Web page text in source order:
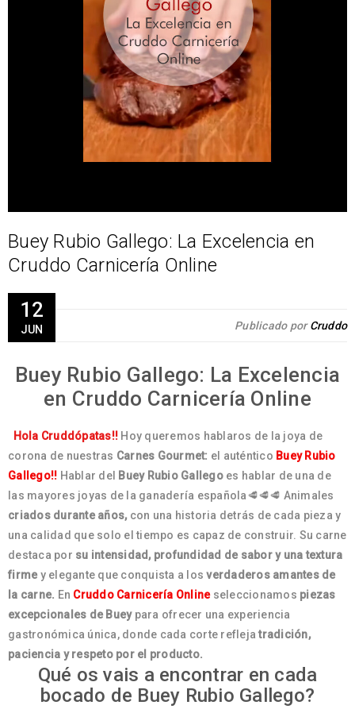
Buey Rubio Gallego: La Excelencia en
Cruddo Carnicería Online
12
JUN Publicado porCruddo
Buey Rubio Gallego: La Excelencia
en Cruddo Carnicería Online
Hola Cruddópatas!! Hoy queremos hablaros de la joya de
corona de nuestras Carnes Gourmet: el auténtico Buey Rubio
Gallego!! Hablar del Buey Rubio Gallegoes hablar de una de
las mayores joyas de la ganadería española🥩🥩🥩 Animales
criados durante años,con una historia detrás de cada pieza y
una calidad que solo el tiempo es capaz de construir. Su carne
destaca por su intensidad, profundidad de sabor y una textura
firmey elegante que conquista a losverdaderos amantes de
la carne. En Cruddo Carnicería Onlineseleccionamos piezas
excepcionales de Bueypara ofrecer una experiencia
gastronómica única, donde cada corte reflejatradición,
paciencia y respeto por el producto.
Qué os vais a encontrar en cada
bocado de Buey Rubio Gallego?